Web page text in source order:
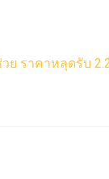
ย ราคาหลุดรับ